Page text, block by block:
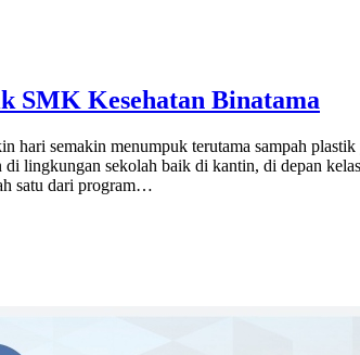
SMK Kesehatan Binatama
hari semakin menumpuk terutama sampah
lingkungan sekolah baik di kantin, di depan
satu dari program…